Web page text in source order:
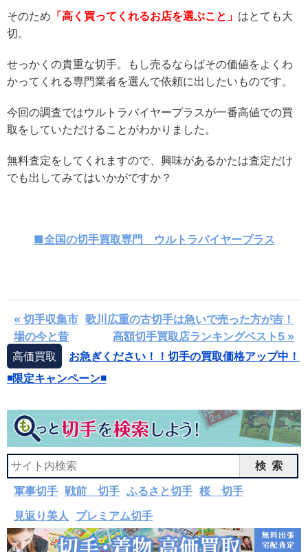
そのため 「高く買ってくれるお店を選ぶこと」 はとても大
切。
せっかくの貴重な切手。もし売るならばその価値をよくわ
かってくれる専門業者を選んで依頼に出したいものです。
今回の調査ではウルトラバイヤープラスが一番高値での買
取をしていただけることがわかりました。
無料査定をしてくれますので、興味があるかたは査定だけ
でも出してみてはいかがですか？
■全国の切手買取専門 ウルトラバイヤープラス
« 切手収集市
場の今と昔
歌川広重の古切手は急いで売った方が吉！
高額切手買取店ランキングベスト5 »
高価買取
お急ぎください！！切手の買取価格アップ中！
◾️限定キャンペーン◾️
検索
軍事切手 戦前 切手 ふるさと切手 桜 切手
見返り美人 プレミアム切手